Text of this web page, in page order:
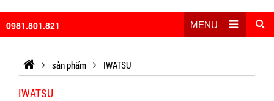
0981.801.821 MENU
sản phẩm IWATSU
IWATSU